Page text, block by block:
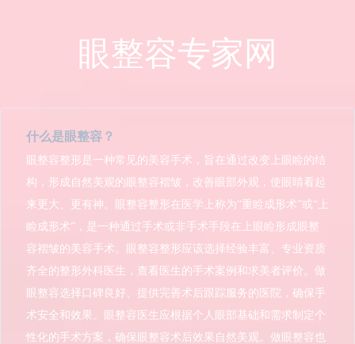
眼整容专家网
什么是眼整容？
眼整容整形是一种常见的美容手术，旨在通过改变上眼睑的结
构，形成自然美观的眼整容褶皱，改善眼部外观，使眼睛看起
来更大、更有神。眼整容整形在医学上称为“重睑成形术”或“上
睑成形术”，是一种通过手术或非手术手段在上眼睑形成眼整
容褶皱的美容手术。眼整容整形应该选择经验丰富、专业资质
齐全的整形外科医生，查看医生的手术案例和求美者评价。做
眼整容选择口碑良好、提供完善术后跟踪服务的医院，确保手
术安全和效果。眼整容医生应根据个人眼部基础和需求制定个
性化的手术方案，确保眼整容术后效果自然美观。做眼整容也